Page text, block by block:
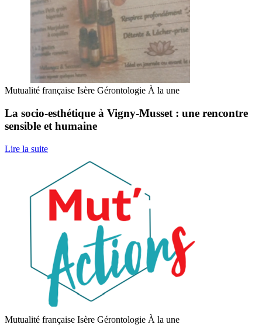
Mutualité française Isère Gérontologie À la une
La socio-esthétique à Vigny-Musset : une rencontre
sensible et humaine
Lire la suite
Mutualité française Isère Gérontologie À la une